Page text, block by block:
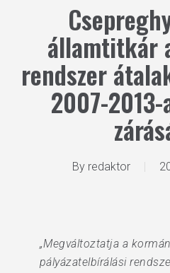
államtitkár
rendszer
2007-
By redaktor
„Megváltoztatja a
pályázatelbírálási